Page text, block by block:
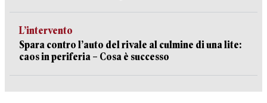
L’intervento
Spara contro l’auto del rivale al culmine di una lite:
caos in periferia – Cosa è successo